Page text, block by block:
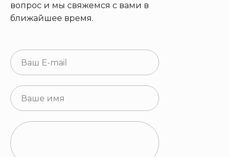
вопрос и мы свяжемся с вами в
ближайшее время.